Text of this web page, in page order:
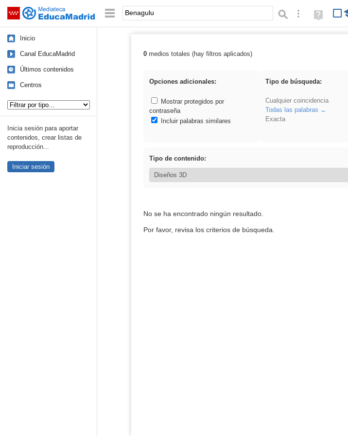
Saltar navegación Palabra o frase: Búsqueda avanzada
Ayuda
(en
Inicio
Canal EducaMadrid
Últimos contenidos
Centros
Inicia sesión para aportar
contenidos, crear listas de
reproducción...
Iniciar sesión
Resultados de: Benagulu
0medios totales (hay filtros aplicados)
Opciones adicionales:
Mostrar protegidos por
contraseña
Incluir palabras similares
Tipo de búsqueda:
Cualquier coincidencia
Todas las palabras
Exacta
Tipo de contenido:
No se ha encontrado ningún resultado.
Por favor, revisa los criterios de búsqueda.